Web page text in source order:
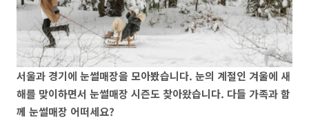
서울과 경기에 눈썰매장을 모아봤습니다. 눈의 계절인 겨울에 새
해를 맞이하면서 눈썰매장 시즌도 찾아왔습니다. 다들 가족과 함
께 눈썰매장 어떠세요?